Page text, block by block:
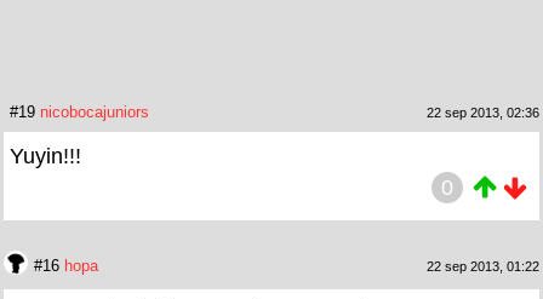
#19 nicobocajuniors 22 sep 2013, 02:36
Yuyin!!!
0
#16 hopa 22 sep 2013, 01:22